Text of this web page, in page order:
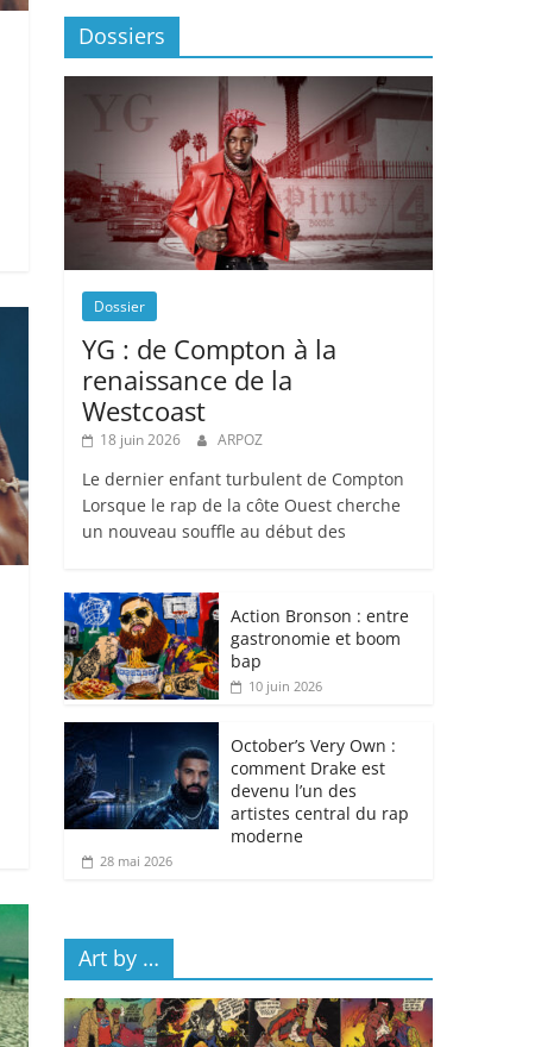
Dossiers
Dossier
YG : de Compton à la
renaissance de la
Westcoast
18 juin 2026 ARPOZ
Le dernier enfant turbulent de Compton
Lorsque le rap de la côte Ouest cherche
un nouveau souffle au début des
Action Bronson : entre
gastronomie et boom
bap
10 juin 2026
October’s Very Own :
comment Drake est
devenu l’un des
artistes central du rap
moderne
28 mai 2026
Art by …